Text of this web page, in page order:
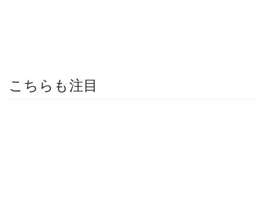
こちらも注目